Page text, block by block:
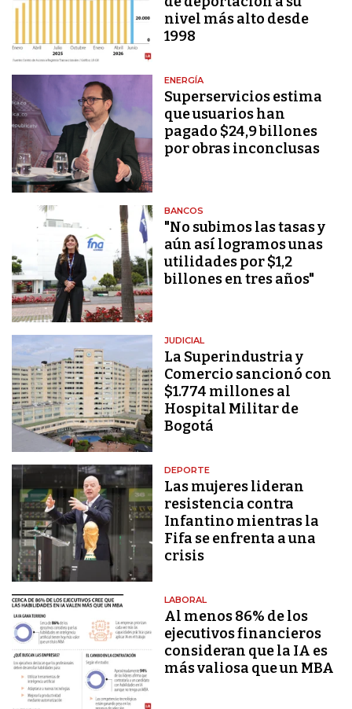
nivel más alto desde
1998
ENERGÍA
Superservicios estima
que usuarios han
pagado $24,9 billones
por obras inconclusas
BANCOS
"No subimos las tasas y
aún así logramos unas
utilidades por $1,2
billones en tres años"
JUDICIAL
La Superindustria y
Comercio sancionó con
$1.774 millones al
Hospital Militar de
Bogotá
DEPORTE
Las mujeres lideran
resistencia contra
Infantino mientras la
Fifa se enfrenta a una
crisis
LABORAL
Al menos 86% de los
ejecutivos financieros
consideran que la IA es
más valiosa que un MBA